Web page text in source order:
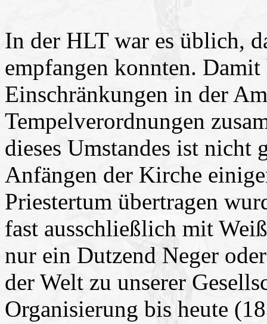
In der HLT war es üblich,
empfangen konnten.
Einschränkungen in der
Tempelverordnungen
dieses Umstandes ist nicht
Anfängen der Kirche
Priestertum übertragen
fast ausschließlich mit
nur ein Dutzend Neger
der Welt zu unserer
Organisierung bis heute